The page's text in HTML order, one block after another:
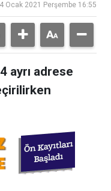
Ocak 2021 Perşembe 16:55
ayrı adrese